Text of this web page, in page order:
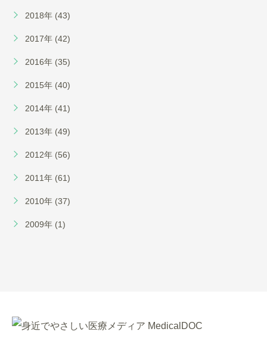
2018年 (43)
2017年 (42)
2016年 (35)
2015年 (40)
2014年 (41)
2013年 (49)
2012年 (56)
2011年 (61)
2010年 (37)
2009年 (1)